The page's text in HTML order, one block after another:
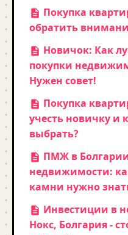
Покупка
обратить
Новичок: Как
покупки
Нужен совет!
Покупка
учесть новичку и
выбрать?
ПМЖ в
недвижимости:
камни нужно
Инвестиции в
Нокс, Болгария -